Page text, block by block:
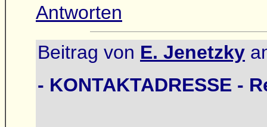
Antworten
Beitrag von E. Jenetzky
- KONTAKTADRESSE -